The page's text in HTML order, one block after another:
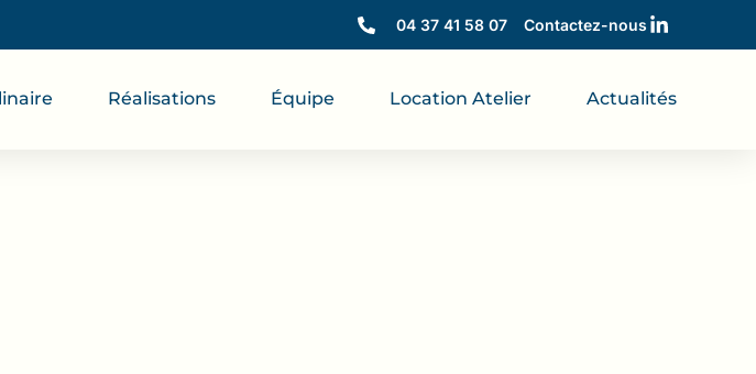
04 37 41 58 07 Contactez-nous
Réalisations Équipe Location Atelier Actualités